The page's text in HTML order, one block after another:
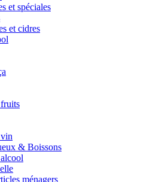
et spéciales
et cidres
& Boissons
ménagers